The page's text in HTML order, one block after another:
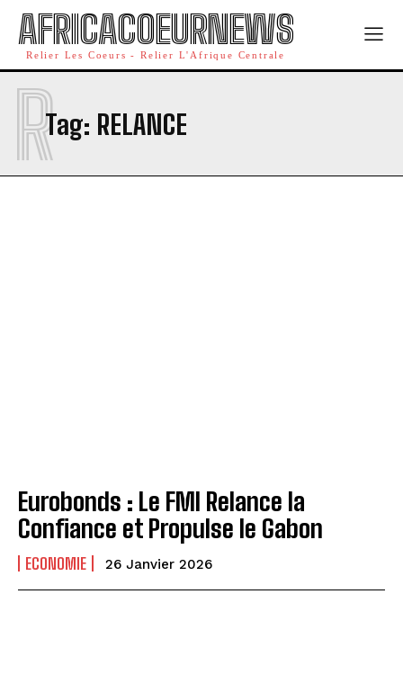
AFRICACOEURNEWS
Relier Les Coeurs - Relier L'Afrique Centrale
Tag: RELANCE
R
Eurobonds : Le FMI Relance la
Confiance et Propulse le Gabon
ECONOMIE 26 Janvier 2026